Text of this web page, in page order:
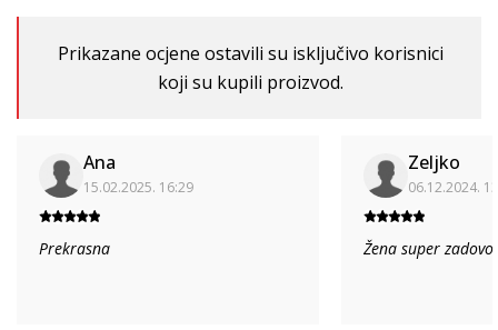
Prikazane ocjene ostavili su isključivo korisnici
koji su kupili proizvod.
Ana
15.02.2025. 16:29
Prekrasna
Zeljko
06.12.2024.
Žena super